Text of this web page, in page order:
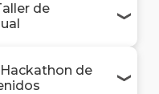
de
de